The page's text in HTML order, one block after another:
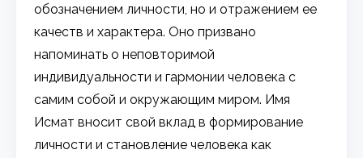
обозначением личности, но и отражением ее
качеств и характера. Оно призвано
напоминать о неповторимой
индивидуальности и гармонии человека с
самим собой и окружающим миром. Имя
Исмат вносит свой вклад в формирование
личности и становление человека как